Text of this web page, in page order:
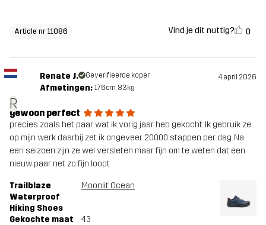
Article nr 11086 Vind je dit nuttig? 0
R
Renate J. Geverifieerde koper 4 april 2026
Afmetingen: 176cm, 83kg
gewoon perfect
precies zoals het paar wat ik vorig jaar heb gekocht. Ik gebruik ze
op mijn werk daarbij zet ik ongeveer 20000 stappen per dag. Na
een seizoen zijn ze wel versleten maar fijn om te weten dat een
nieuw paar net zo fijn loopt
Trailblaze
Waterproof
Hiking Shoes
Moonlit Ocean
Gekochte maat 43